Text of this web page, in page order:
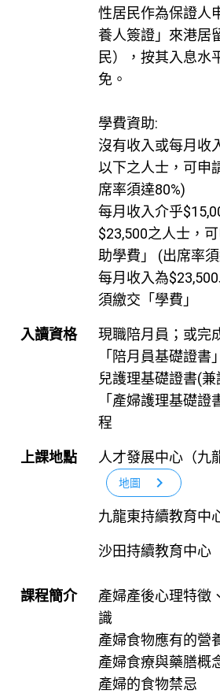
性居民作為保證人
養人簽證」來港居
民），按其入息水
免。
學費資助:
沒有收入或每月收
以下之人士，可申
席率須達80%)
每月收入介乎
$23,500之人士，
助學費」 (出席率
每月收入為
須繳交「學費」
入讀資格
現職陪月員；或完
「陪月員基礎證書
兒護理基礎證書(
「產婦護理基礎證
程
上課地點 人才發展中心（九
地圖 chevron_right
九龍東持續教育中
沙田持續教育中心
課程簡介
產婦產後心理特徵
識
產婦食物應有的營
產婦食療與藥膳概
產婦的食物禁忌